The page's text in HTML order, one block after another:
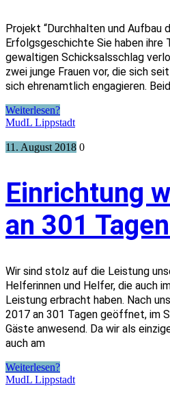
Projekt “Durchhalten und Aufbau
Erfolgsgeschichte Sie haben ihre
gewaltigen Schicksalsschlag
zwei junge Frauen vor, die sich
sich ehrenamtlich engagieren.
Weiterlesen?
MudL Lippstadt
11. August 2018 0
Einrichtung
an 301
Wir sind stolz auf die Leistung
Helferinnen und Helfer, die auch
Leistung erbracht haben. Nach
2017 an 301 Tagen geöffnet, im
Gäste anwesend. Da wir als
auch am
Weiterlesen?
MudL Lippstadt